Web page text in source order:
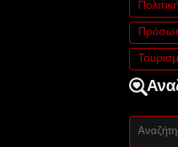
Πολιτική